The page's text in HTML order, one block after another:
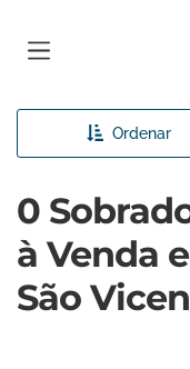
Ordenar
0
à Venda
São